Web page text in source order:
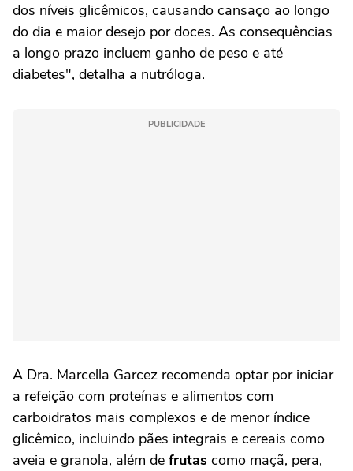
dos níveis glicêmicos, causando cansaço ao longo
do dia e maior desejo por doces. As consequências
a longo prazo incluem ganho de peso e até
diabetes", detalha a nutróloga.
PUBLICIDADE
A Dra. Marcella Garcez recomenda optar por iniciar
a refeição com proteínas e alimentos com
carboidratos mais complexos e de menor índice
glicêmico, incluindo pães integrais e cereais como
aveia e granola, além de frutas como maçã, pera,